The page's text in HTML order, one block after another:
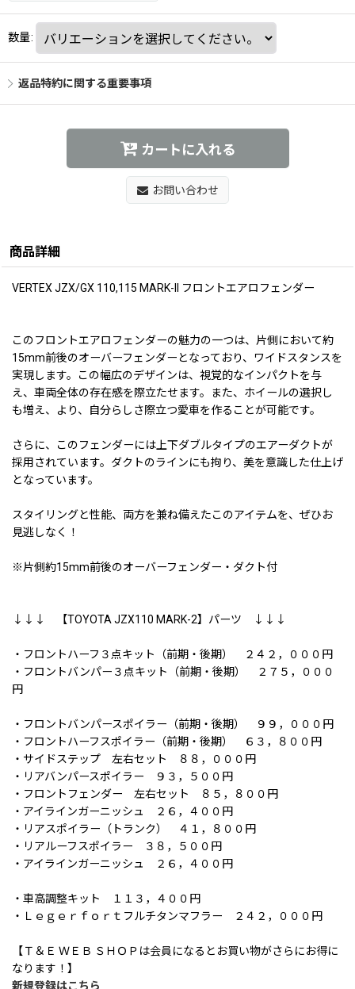
数量:
返品特約に関する重要事項
カートに入れる
お問い合わせ
商品詳細
VERTEX JZX/GX 110,115 MARK-II フロントエアロフェンダー
このフロントエアロフェンダーの魅力の一つは、片側において約
15mm前後のオーバーフェンダーとなっており、ワイドスタンスを
実現します。この幅広のデザインは、視覚的なインパクトを与
え、車両全体の存在感を際立たせます。また、ホイールの選択し
も増え、より、自分らしさ際立つ愛車を作ることが可能です。
さらに、このフェンダーには上下ダブルタイプのエアーダクトが
採用されています。ダクトのラインにも拘り、美を意識した仕上げ
となっています。
スタイリングと性能、両方を兼ね備えたこのアイテムを、ぜひお
見逃しなく！
※片側約15mm前後のオーバーフェンダー・ダクト付
↓↓↓ 【TOYOTA JZX110 MARK-2】パーツ ↓↓↓
・フロントハーフ３点キット（前期・後期） ２４２，０００円
・フロントバンパー３点キット（前期・後期） ２７５，０００
円
・フロントバンパースポイラー（前期・後期） ９９，０００円
・フロントハーフスポイラー（前期・後期） ６３，８００円
・サイドステップ 左右セット ８８，０００円
・リアバンパースポイラー ９３，５００円
・フロントフェンダー 左右セット ８５，８００円
・アイラインガーニッシュ ２６，４００円
・リアスポイラー（トランク） ４１，８００円
・リアルーフスポイラー ３８，５００円
・アイラインガーニッシュ ２６，４００円
・車高調整キット １１３，４００円
・Ｌｅｇｅｒｆｏｒｔフルチタンマフラー ２４２，０００円
【Ｔ＆Ｅ ＷＥＢ ＳＨＯＰは会員になるとお買い物がさらにお得に
なります！】
新規登録はこちら